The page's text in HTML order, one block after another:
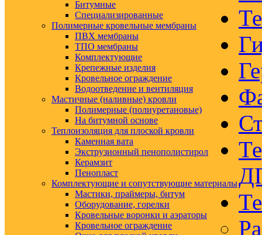
Битумные
Специализированные
Полимерные кровельные мембраны
ПВХ мембраны
ТПО мембраны
Комплектующие
Крепежные изделия
Кровельное ограждение
Водоотведение и вентиляция
Мастичные (наливные) кровли
Полимерные (полиуретановые)
На битумной основе
Теплоизоляция для плоской кровли
Каменная вата
Экструзионный пенополистирол
Керамзит
Пенопласт
Комплектующие и сопутствующие материалы
Мастики, праймеры, битум
Оборудование, горелки
Кровельные воронки и аэраторы
Кровельное ограждение